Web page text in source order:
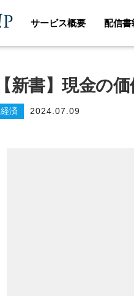
サービス概要 配信書
【新書】現金の
経済 2024.07.09